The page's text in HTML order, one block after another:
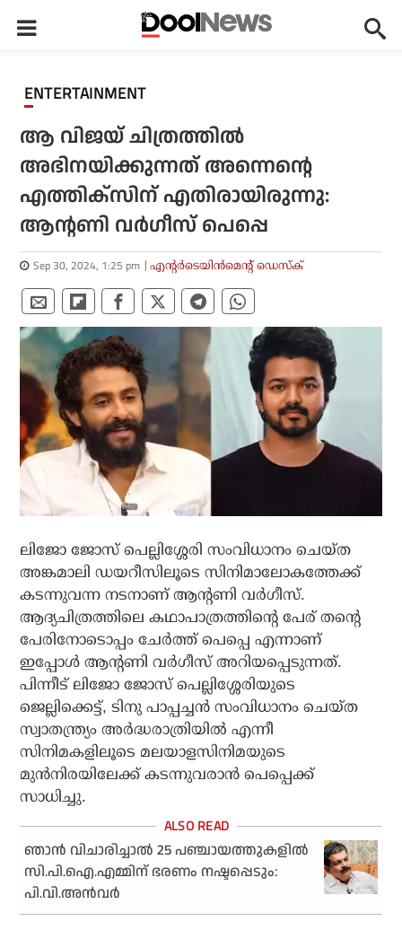
ENTERTAINMENT
ആ വിജയ് ചിത്രത്തിൽ
അഭിനയിക്കുന്നത് അന്നെന്റെ
എത്തിക്സിന് എതിരായിരുന്നു:
ആന്റണി വർഗീസ് പെപ്പെ
Sep 30, 2024, 1:25 pm എന്റര്‍ടെയിന്‍മെന്റ് ഡെസ്‌ക്
ലിജോ ജോസ് പെല്ലിശ്ശേരി സംവിധാനം ചെയ്ത
അങ്കമാലി ഡയറീസിലൂടെ സിനിമാലോകത്തേക്ക്
കടന്നുവന്ന നടനാണ് ആന്റണി വര്‍ഗീസ്.
ആദ്യചിത്രത്തിലെ കഥാപാത്രത്തിന്റെ പേര് തന്റെ
പേരിനോടൊപ്പം ചേര്‍ത്ത് പെപ്പെ എന്നാണ്
ഇപ്പോള്‍ ആന്റണി വര്‍ഗീസ് അറിയപ്പെടുന്നത്.
പിന്നീട് ലിജോ ജോസ് പെല്ലിശ്ശേരിയുടെ
ജെല്ലിക്കെട്ട്, ടിനു പാപ്പച്ചന്‍ സംവിധാനം ചെയ്ത
സ്വാതന്ത്ര്യം അര്‍ദ്ധരാത്രിയില്‍ എന്നീ
സിനിമകളിലൂടെ മലയാളസിനിമയുടെ
മുന്‍നിരയിലേക്ക് കടന്നുവരാന്‍ പെപ്പെക്ക്
സാധിച്ചു.
ഞാന്‍ വിചാരിച്ചാല്‍ 25 പഞ്ചായത്തുകളില്‍
സി.പി.ഐ.എമ്മിന് ഭരണം നഷ്ടപ്പെടും:
പി.വി.അന്‍വര്‍